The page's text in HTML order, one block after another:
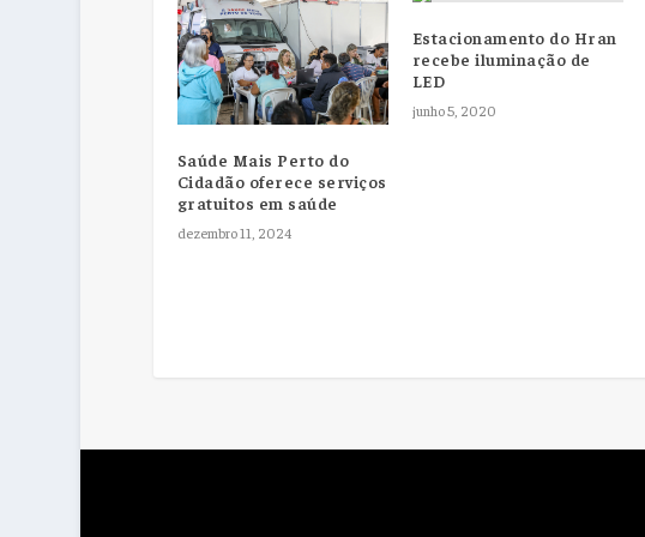
Saúde Mais Perto do
Cidadão oferece serviços
gratuitos em saúde
dezembro 11, 2024
Estacionamento do Hran
recebe iluminação de
LED
junho 5, 2020